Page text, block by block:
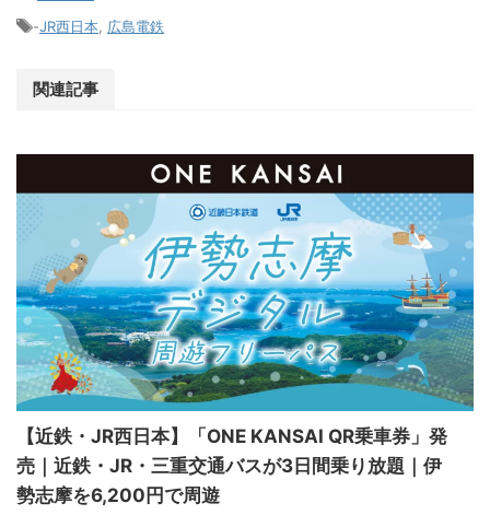
-JR西日本 広島電鉄
関連記事
【近鉄・JR西日本】「ONE KANSAI QR乗車券」発
売｜近鉄・JR・三重交通バスが3日間乗り放題｜伊
勢志摩を6,200円で周遊